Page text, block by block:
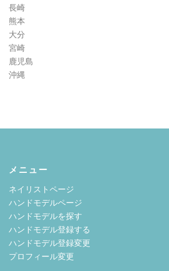
長崎
熊本
大分
宮崎
鹿児島
沖縄
メニュー
ネイリストページ
ハンドモデルページ
ハンドモデルを探す
ハンドモデル登録する
ハンドモデル登録変更
プロフィール変更